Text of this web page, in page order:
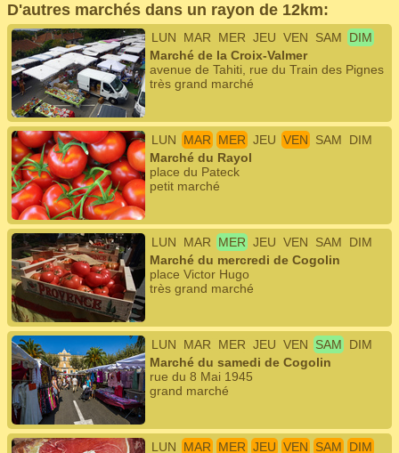
D'autres marchés dans un rayon de 12km:
LUN MAR MER JEU VEN SAM
DIM
Marché de la Croix-Valmer
avenue de Tahiti, rue du Train des Pignes
très grand marché
LUN MAR MER JEU VEN SAM
DIM
Marché du Rayol
place du Pateck
petit marché
LUN MAR MER JEU VEN SAM
DIM
Marché du mercredi de Cogolin
place Victor Hugo
très grand marché
LUN MAR MER JEU VEN SAM
DIM
Marché du samedi de Cogolin
rue du 8 Mai 1945
grand marché
LUN MAR MER JEU VEN SAM DIM